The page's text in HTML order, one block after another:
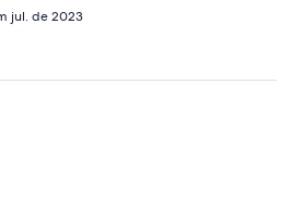
jul. de 2023